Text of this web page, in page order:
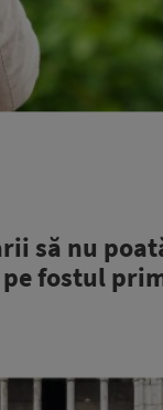
să nu
fostul